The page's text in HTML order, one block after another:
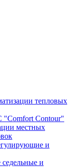
тепловых
Contour"
местных
и
и